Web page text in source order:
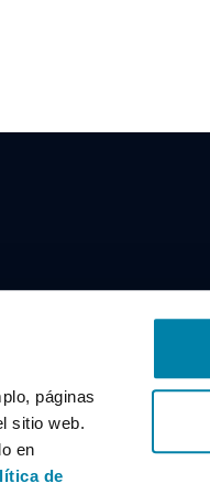
páginas
sitio web.
en
de